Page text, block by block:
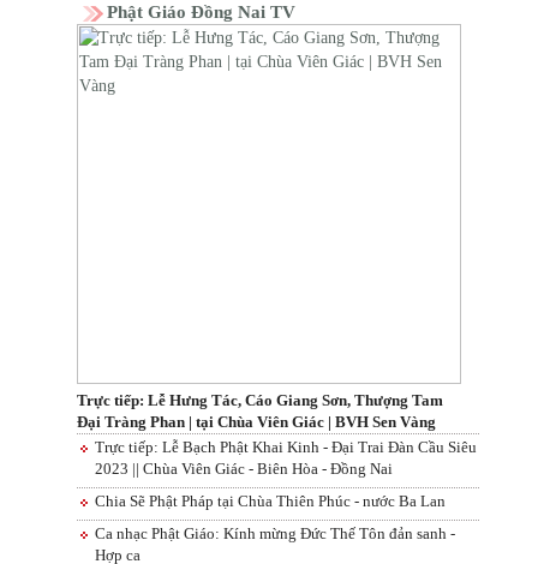
Phật Giáo Đồng Nai TV
Trực tiếp: Lễ Hưng Tác, Cáo Giang Sơn, Thượng Tam
Đại Tràng Phan | tại Chùa Viên Giác | BVH Sen Vàng
Trực tiếp: Lễ Bạch Phật Khai Kinh - Đại Trai Đàn Cầu Siêu
2023 || Chùa Viên Giác - Biên Hòa - Đồng Nai
Chia Sẽ Phật Pháp tại Chùa Thiên Phúc - nước Ba Lan
Ca nhạc Phật Giáo: Kính mừng Đức Thế Tôn đản sanh -
Hợp ca